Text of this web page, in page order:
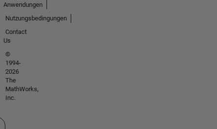
Anwendungen
Nutzungsbedingungen
Contact
Us
©
1994-
2026
The
MathWorks,
Inc.